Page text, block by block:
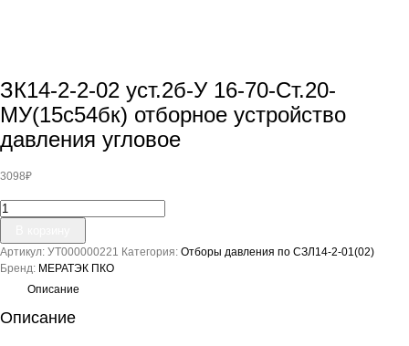
ЗК14-2-2-02 уст.2б-У 16-70-Ст.20-
МУ(15с54бк) отборное устройство
давления угловое
3098₽
Количество
товара
ЗК14-
2-
2-
У
Артикул: УТ000000221 Категория: Отборы давления по СЗЛ14-2-01(02)
Бренд: МЕРАТЭК ПКО
Описание
Описание